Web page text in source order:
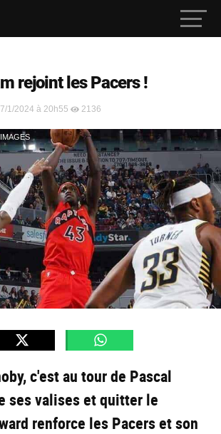
rejoint les Pacers !
1/2024 à 20h55 2136
c'est au tour de Pascal
ses valises et quitter le
renforce les Pacers et son